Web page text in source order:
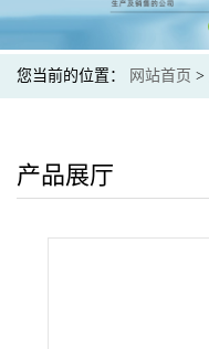
您当前的位置： 网站首页 >
产品展厅